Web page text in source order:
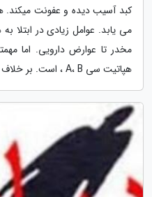
کبد آسیب دیده و عفونت میکند.
می یابد. عوامل زیادی در ابتلا
مخدر تا عوارض دارویی. اما
هپاتیت سی A، B ، است. بر خلاف باور...